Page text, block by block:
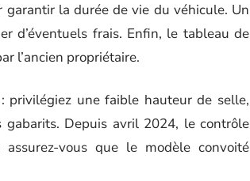
la durée de vie du véhicule. Un
d’éventuels frais. Enfin, le tableau de
l’ancien propriétaire.
privilégiez une faible hauteur de selle,
Depuis avril 2024, le contrôle
vous que le modèle convoité